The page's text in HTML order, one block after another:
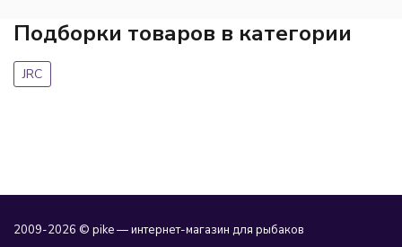
Подборки товаров в категории
JRC
2009-2026 © pike — интернет-магазин для рыбаков